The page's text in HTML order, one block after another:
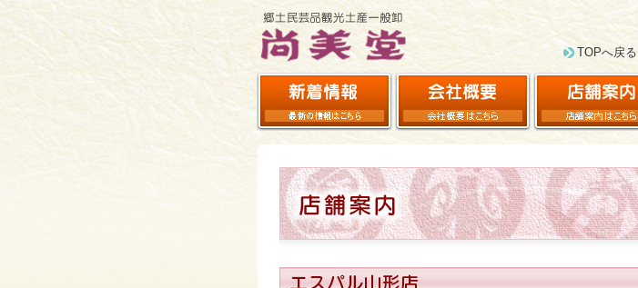
TOPへ戻る